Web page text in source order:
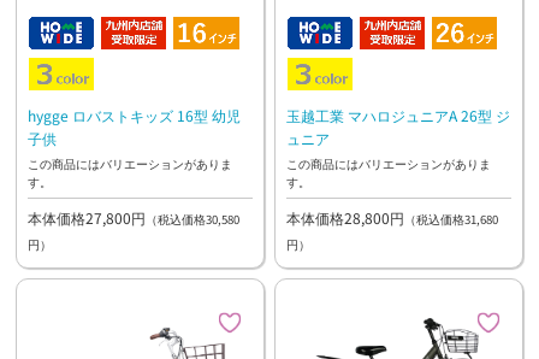
hygge ロバストキッズ 16型 幼児
子供
この商品にはバリエーションがありま
す。
本体価格27,800円 （税込価格30,580
円）
玉越工業 マハロジュニアA 26型 ジ
ュニア
この商品にはバリエーションがありま
す。
本体価格28,800円 （税込価格31,680
円）